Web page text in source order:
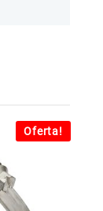
Oferta!